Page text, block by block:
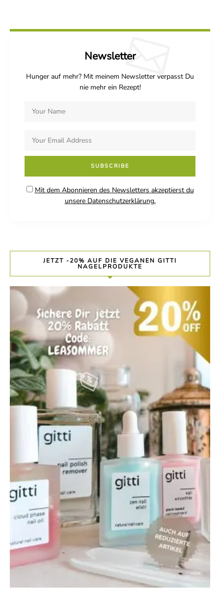
Newsletter
Hunger auf mehr? Mit meinem Newsletter verpasst Du
nie mehr ein Rezept!
Mit dem Abonnieren des Newsletters akzeptierst du
unsere Datenschutzerklärung.
JETZT -20% AUF DIE VEGANEN GITTI
NAGELPRODUKTE